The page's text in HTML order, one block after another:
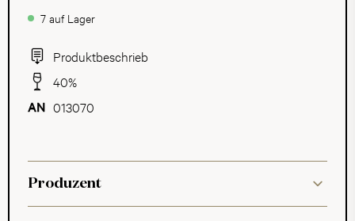
Produktbeschrieb
40%
013070
7 auf Lager
Produzent